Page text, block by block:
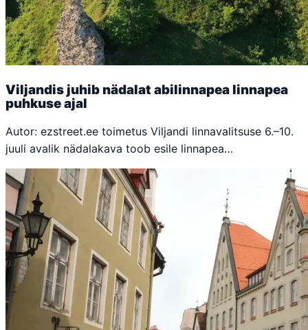
Viljandis juhib nädalat abilinnapea linnapea
puhkuse ajal
Autor: ezstreet.ee toimetus Viljandi linnavalitsuse 6.–10.
juuli avalik nädalakava toob esile linnapea…